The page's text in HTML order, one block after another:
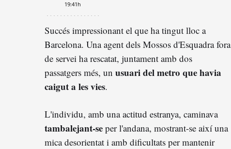
19:41h
Succés impressionant el que ha tingut lloc a
Barcelona. Una agent dels Mossos d'Esquadra fora
de servei ha rescatat, juntament amb dos
passatgers més, un usuari del metro que havia
caigut a les vies.
L'individu, amb una actitud estranya, caminava
tambalejant-se per l'andana, mostrant-se així una
mica desorientat i amb dificultats per mantenir